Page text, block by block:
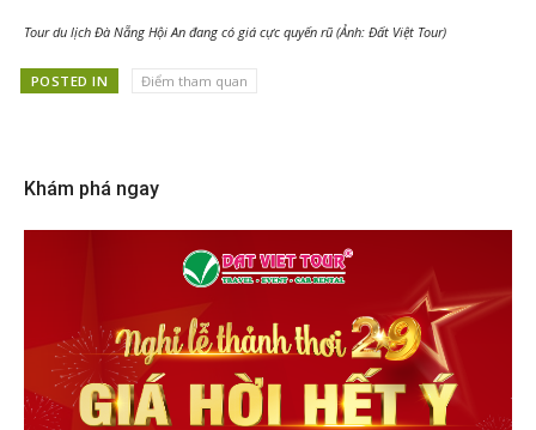
Tour du lịch Đà Nẵng Hội An đang có giá cực quyến rũ (Ảnh: Đất Việt Tour)
POSTED IN Điểm tham quan
Khám phá ngay